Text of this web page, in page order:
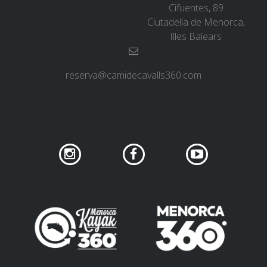
SUPPORT
SUBMIT AN
DIENSTLEISTUNGEN
EXTRAS
Cifuentes, 89
Ciutadella de Menorca,
Illes Balears
reserva@camidecavalls360.com